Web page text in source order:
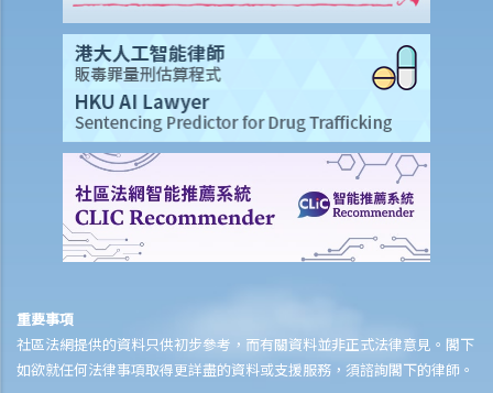
劃）？自僱人士或臨時僱員 / 散工（沒有僱傭合約的員工）是否亦要參
加這些計劃？
17. 法例規定強積金計劃的供款額或入息比例是多少？
18. 我已参加強積金計劃。我是否仍需考慮其他退休計劃，例如人壽保
險或其他投資工具？
1. 團體醫療保險和個人醫療保險有甚麼分別？
2. 甚麼是自願醫保計劃？
5. 如果受保人試圖自殺但最終只是弄傷自己，「自殺條款」在醫療保險
中有甚麼作用？
重要事項
社區法網提供的資料只供初步參考，而有關資料並非正式法律意見。閣下
如欲就任何法律事項取得更詳盡的資料或支援服務，須諮詢閣下的律師。